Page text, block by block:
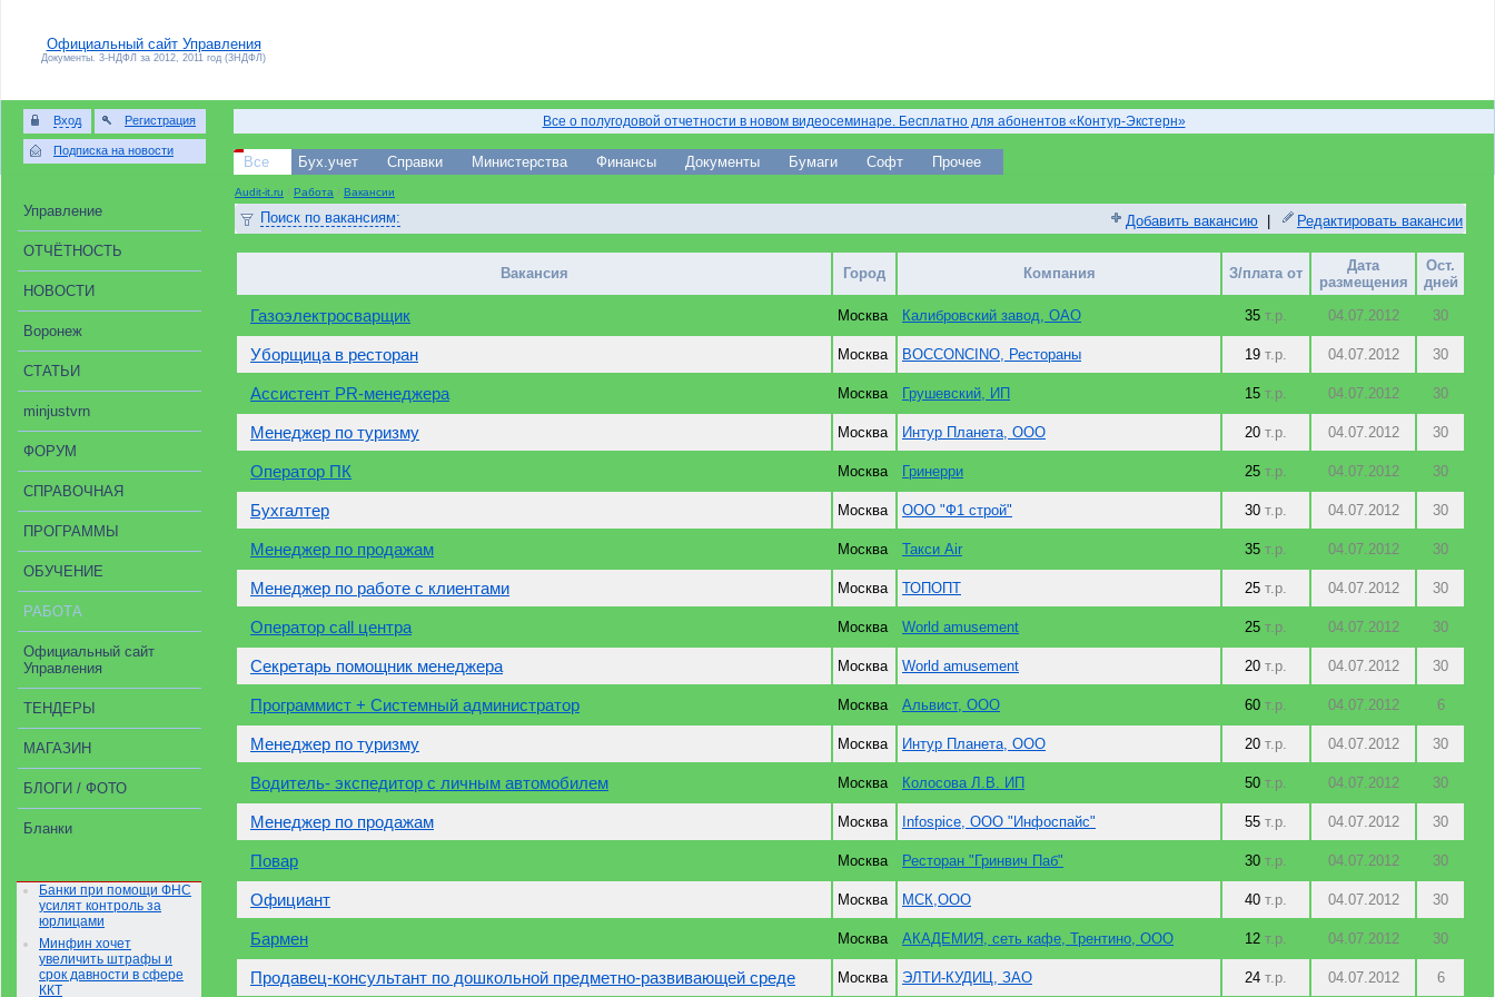
Официальный сайт Управления
Документы. 3-НДФЛ за 2012, 2011 год (3НДФЛ)
Вход Регистрация
Подписка на новости
Все о полугодовой отчетности в новом видеосеминаре. Бесплатно для абонентов «Контур-Экстерн»
Все Бух.учет Справки Министерства Финансы Документы Бумаги Софт Прочее
Управление
ОТЧЁТНОСТЬ
НОВОСТИ
Воронеж
СТАТЬИ
minjustvrn
ФОРУМ
СПРАВОЧНАЯ
ПРОГРАММЫ
ОБУЧЕНИЕ
РАБОТА
Официальный сайт
Управления
ТЕНДЕРЫ
МАГАЗИН
БЛОГИ / ФОТО
Бланки
Банки при помощи ФНС
усилят контроль за
юрлицами
Минфин хочет
увеличить штрафы и
срок давности в сфере
ККТ
Audit-it.ru / Работа / Вакансии
Поиск по вакансиям: Добавить вакансию Редактировать вакансии
Вакансия Город Компания З/плата от
Дата
размещения
Ост.
дней
Газоэлектросварщик Москва Калибровский завод, ОАО 35 т.р. 04.07.2012 30
Уборщица в ресторан Москва BOCCONCINO, Рестораны 19 т.р. 04.07.2012 30
Ассистент PR-менеджера Москва Грушевский, ИП 15 т.р. 04.07.2012 30
Менеджер по туризму Москва Интур Планета, ООО 20 т.р. 04.07.2012 30
Оператор ПК Москва Гринерри 25 т.р. 04.07.2012 30
Бухгалтер Москва ООО "Ф1 строй" 30 т.р. 04.07.2012 30
Менеджер по продажам Москва Такси Air 35 т.р. 04.07.2012 30
Менеджер по работе с клиентами Москва ТОПОПТ 25 т.р. 04.07.2012 30
Оператор call центра Москва World amusement 25 т.р. 04.07.2012 30
Секретарь помощник менеджера Москва World amusement 20 т.р. 04.07.2012 30
Программист + Системный администратор Москва Альвист, ООО 60 т.р. 04.07.2012 6
Менеджер по туризму Москва Интур Планета, ООО 20 т.р. 04.07.2012 30
Водитель- экспедитор с личным автомобилем Москва Колосова Л.В. ИП 50 т.р. 04.07.2012 30
Менеджер по продажам Москва Infospice, ООО "Инфоспайс" 55 т.р. 04.07.2012 30
Повар Москва Ресторан "Гринвич Паб" 30 т.р. 04.07.2012 30
Официант Москва МСК,ООО 40 т.р. 04.07.2012 30
Бармен Москва АКАДЕМИЯ, сеть кафе, Трентино, ООО 12 т.р. 04.07.2012 30
Продавец-консультант по дошкольной предметно-развивающей среде Москва ЭЛТИ-КУДИЦ, ЗАО 24 т.р. 04.07.2012 6